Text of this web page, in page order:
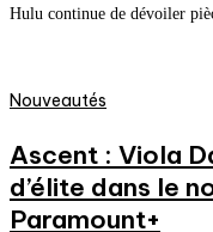
Hulu continue de dévoiler
Nouveautés
Ascent : Viola
d’élite dans le
Paramount+